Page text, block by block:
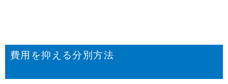
費用を抑える分別方法